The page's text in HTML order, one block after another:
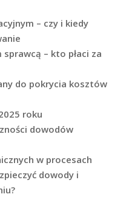
– czy i kiedy
– kto płaci za
do pokrycia kosztów
roku
dowodów
w procesach
dowody i